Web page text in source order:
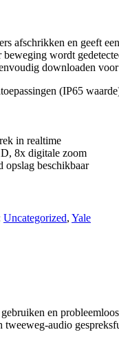
afschrikken en geeft
wordt
downloaden
(IP65
in realtime
8x digitale zoom
opslag beschikbaar
Uncategorized, Yale
en
tweeweg-audio